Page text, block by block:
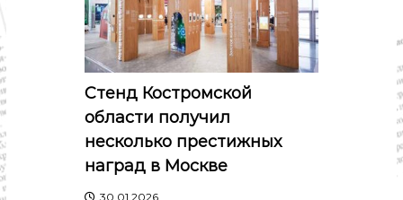
Стенд Костромской
области получил
несколько престижных
наград в Москве
30.01.2026